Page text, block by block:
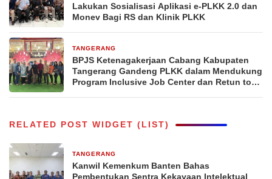
Lakukan Sosialisasi Aplikasi e-PLKK 2.0 dan
Monev Bagi RS dan Klinik PLKK
TANGERANG
BPJS Ketenagakerjaan Cabang Kabupaten
Tangerang Gandeng PLKK dalam Mendukung
Program Inclusive Job Center dan Retun to
RELATED POST WIDGET (LIST)
TANGERANG
Kanwil Kemenkum Banten Bahas
Pembentukan Sentra Kekayaan Intelektual